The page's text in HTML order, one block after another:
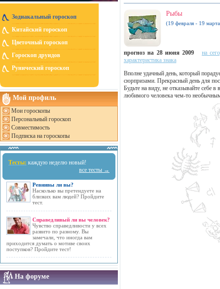
Зодиакальный гороскоп
Китайский гороскоп
Цветочный гороскоп
Гороскоп друидов
Рунический гороскоп
Мой профиль
Мои гороскопы
Персональный гороскоп
Совместимость
Подписка на гороскопы
Тесты: каждую неделю новый!
все тесты →
Ревнивы ли вы?
Насколько вы претендуете на
близких вам людей? Пройдите
тест.
Справедливый ли вы человек?
Чувство справедливости у всех
развито по разному. Вы
замечали, что иногда вам
приходится думать о мотиве своих
поступков? Пройдите тест!
На форуме
Рыбы
(19 февраля - 19
прогноз на 28 июня 2009
на
характеристика знака
Вполне удачный день, который
сюрпризами. Прекрасный день для
Будьте на виду, не отказывайте себе
любимого человека чем-то